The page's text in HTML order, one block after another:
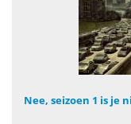
Nee, seizoen 1 is je